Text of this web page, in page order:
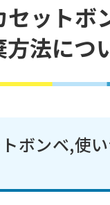
ットボ
法につ
ボンベ,使